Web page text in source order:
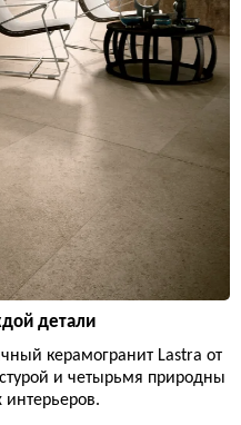
детали
керамогранит Lastra от
и четырьмя природны